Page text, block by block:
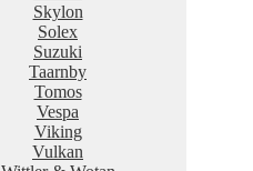
Skylon
Solex
Suzuki
Taarnby
Tomos
Vespa
Viking
Vulkan